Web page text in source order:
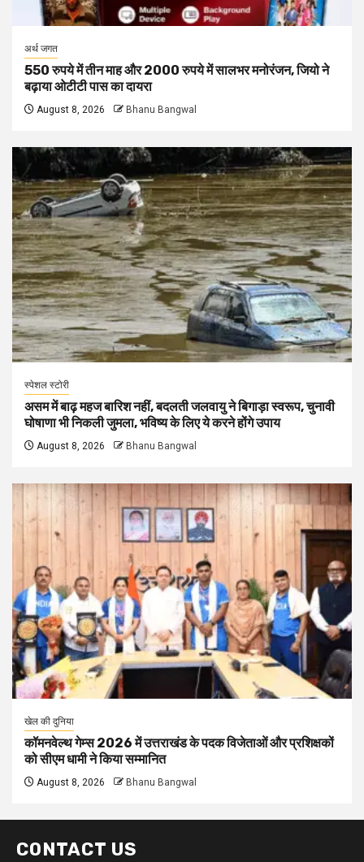
अर्थ जगत
550 रुपये में तीन माह और 2000 रुपये में सालभर मनोरंजन, जियो ने
बढ़ाया ओटीटी पास का दायरा
August 8, 2026 Bhanu Bangwal
स्पेशल स्टोरी
असम में बाढ़ महज बारिश नहीं, बदलती जलवायु ने बिगाड़ा स्वरूप, चुनावी
घोषाणा भी निकली जुमला, भविष्य के लिए ये करने होंगे उपाय
August 8, 2026 Bhanu Bangwal
खेल की दुनिया
कॉमनवेल्थ गेम्स 2026 में उत्तराखंड के पदक विजेताओं और प्रशिक्षकों
को सीएम धामी ने किया सम्मानित
August 8, 2026 Bhanu Bangwal
CONTACT US